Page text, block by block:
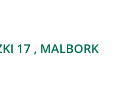
17 , MALBORK